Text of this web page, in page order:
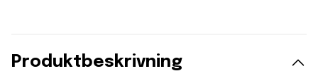
Produktbeskrivning